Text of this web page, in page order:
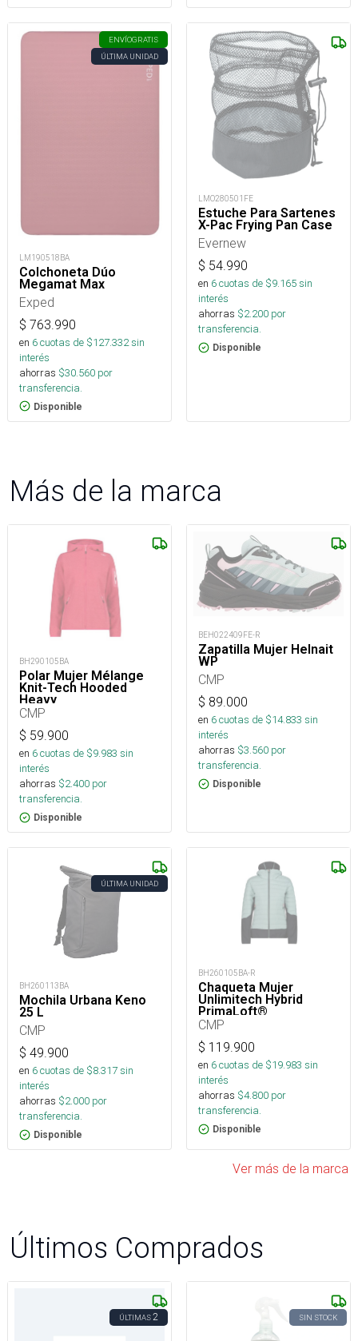
ENVÍOGRATIS
ÚLTIMA UNIDAD
LM190518BA
Colchoneta Dúo
Megamat Max
Exped
$ 763.990
en 6cuotas de $127.332sin
interés
ahorras $30.560 por
transferencia.
Disponible
LMO280501FE
Estuche Para Sartenes
X-Pac Frying Pan Case
Evernew
$ 54.990
en 6cuotas de $9.165sin
interés
ahorras $2.200 por
transferencia.
Disponible
Más de la marca
BH290105BA
Polar Mujer Mélange
Knit-Tech Hooded
Heavy
CMP
$ 59.900
en 6cuotas de $9.983 sin
interés
ahorras $2.400 por
transferencia.
Disponible
BEH022409FE-R
Zapatilla Mujer Helnait
WP
CMP
$ 89.000
en 6cuotas de $14.833 sin
interés
ahorras $3.560 por
transferencia.
Disponible
ÚLTIMA UNIDAD
BH260113BA
Mochila Urbana Keno
25 L
CMP
$ 49.900
en 6cuotas de $8.317sin
interés
ahorras $2.000 por
transferencia.
Disponible
BH260105BA-R
Chaqueta Mujer
Unlimitech Hybrid
PrimaLoft®
CMP
$ 119.900
en 6cuotas de $19.983 sin
interés
ahorras $4.800 por
transferencia.
Disponible
Ver más de la marca
Últimos Comprados
ÚLTIMAS2 SIN STOCK